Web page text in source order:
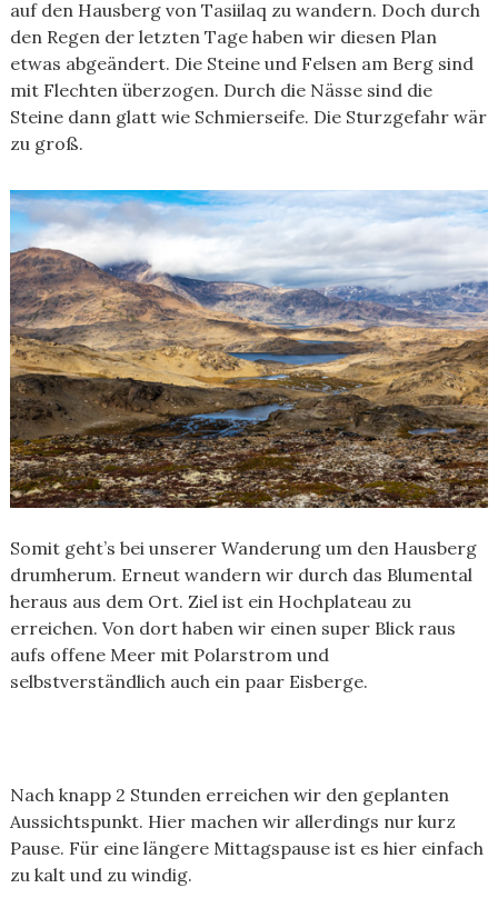
auf den Hausberg von Tasiilaq zu wandern. Doch durch
den Regen der letzten Tage haben wir diesen Plan
etwas abgeändert. Die Steine und Felsen am Berg sind
mit Flechten überzogen. Durch die Nässe sind die
Steine dann glatt wie Schmierseife. Die Sturzgefahr wär
zu groß.
Somit geht’s bei unserer Wanderung um den Hausberg
drumherum. Erneut wandern wir durch das Blumental
heraus aus dem Ort. Ziel ist ein Hochplateau zu
erreichen. Von dort haben wir einen super Blick raus
aufs offene Meer mit Polarstrom und
selbstverständlich auch ein paar Eisberge.
Nach knapp 2 Stunden erreichen wir den geplanten
Aussichtspunkt. Hier machen wir allerdings nur kurz
Pause. Für eine längere Mittagspause ist es hier einfach
zu kalt und zu windig.